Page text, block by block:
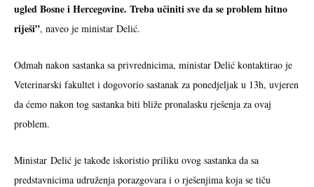
ugled Bosne i Hercegovine. Treba učiniti sve da se problem hitno
riješi”, naveo je ministar Delić.
Odmah nakon sastanka sa privrednicima, ministar Delić kontaktirao je
Veterinarski fakultet i dogovorio sastanak za ponedjeljak u 13h, uvjeren
da ćemo nakon tog sastanka biti bliže pronalasku rješenja za ovaj
problem.
Ministar Delić je takođe iskoristio priliku ovog sastanka da sa
predstavnicima udruženja porazgovara i o rješenjima koja se tiču